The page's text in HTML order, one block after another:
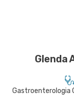
Glenda
Gastroenterologia